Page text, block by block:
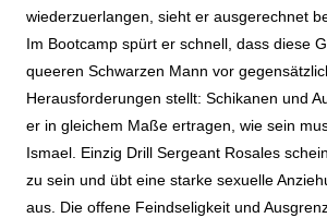
wiederzuerlangen, sieht er ausgerechnet
Im Bootcamp spürt er schnell, dass diese
queeren Schwarzen Mann vor
Herausforderungen stellt: Schikanen und
er in gleichem Maße ertragen, wie sein
Ismael. Einzig Drill Sergeant Rosales
zu sein und übt eine starke sexuelle
aus. Die offene Feindseligkeit und